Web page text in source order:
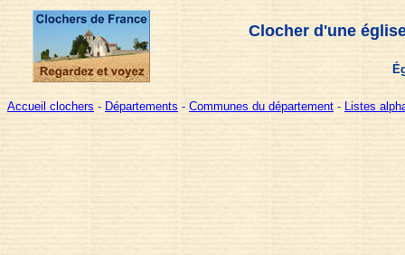
Clocher d'une
Accueil clochers - Départements - Communes du département - Listes